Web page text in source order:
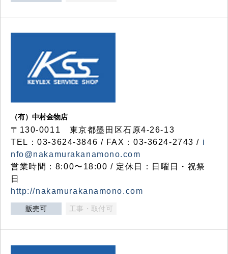
（有）中村金物店
〒130-0011 東京都墨田区石原4-26-13
TEL：03-3624-3846 / FAX：03-3624-2743 / i
nfo@nakamurakanamono.com
営業時間：8:00〜18:00 / 定休日：日曜日・祝祭
日
http://nakamurakanamono.com
販売可 工事・取付可